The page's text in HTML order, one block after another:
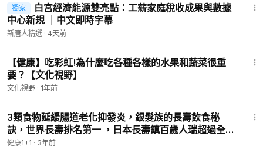
獨家
白宮經濟能源雙亮點：工薪家庭稅收成果與數據
中心新規 ｜中文即時字幕
新唐人精選 · 4天前
【健康】吃彩虹!為什麼吃各種各樣的水果和蔬菜很重
要？【文化視野】
文化視野 · 1年前
3類食物延緩腸道老化抑發炎，銀髮族的長壽飲食秘
訣，世界長壽排名第一 ，日本長壽鎮百歲人瑞超過全國
平均3倍，秋葵和海菜/海帶 膳食纖維含量高；
健康1+1 · 3年前